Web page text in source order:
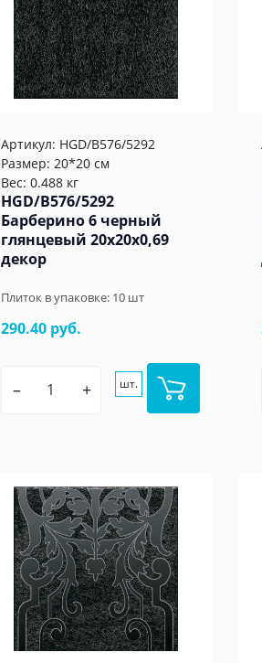
Артикул: HGD/B576/5292
Размер: 20*20 см
Вес: 0.488 кг
HGD/B576/5292
Барберино 6 черный
глянцевый 20x20x0,69
декор
Плиток в упаковке: 10 шт
290.40 руб.
– + шт.